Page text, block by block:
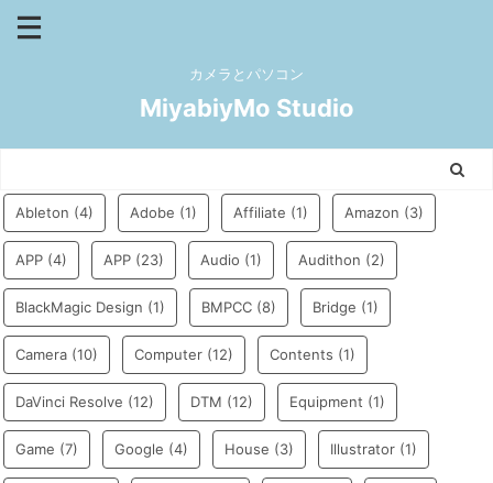
カメラとパソコン
MiyabiyMo Studio
Ableton (4) Adobe (1) Affiliate (1) Amazon (3)
APP (4) APP (23) Audio (1) Audithon (2)
BlackMagic Design (1) BMPCC (8) Bridge (1)
Camera (10) Computer (12) Contents (1)
DaVinci Resolve (12) DTM (12) Equipment (1)
Game (7) Google (4) House (3) Illustrator (1)